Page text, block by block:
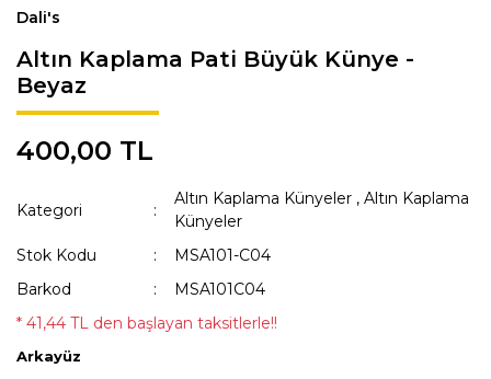
Dali's
Altın Kaplama Pati Büyük Künye -
Beyaz
400,00 TL
Kategori
Altın Kaplama Künyeler ,Altın Kaplama
Künyeler
Stok Kodu
MSA101-C04
Barkod
MSA101C04
* 41,44 TL den başlayan taksitlerle!!
Arkayüz